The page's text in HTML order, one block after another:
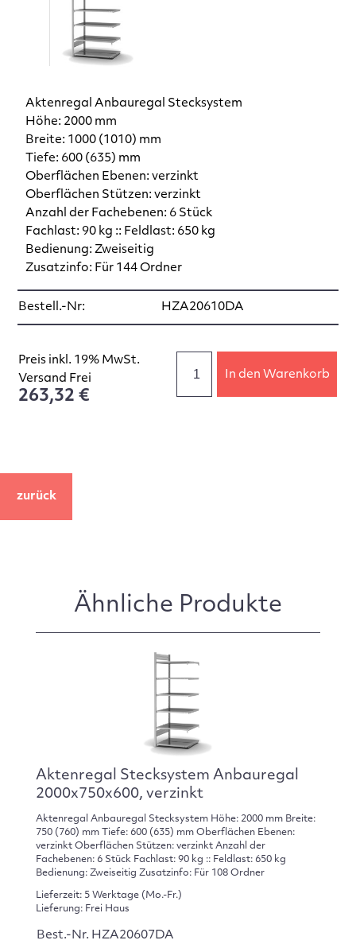
Aktenregal Anbauregal Stecksystem
Höhe: 2000 mm
Breite: 1000 (1010) mm
Tiefe: 600 (635) mm
Oberflächen Ebenen: verzinkt
Oberflächen Stützen: verzinkt
Anzahl der Fachebenen: 6 Stück
Fachlast: 90 kg :: Feldlast: 650 kg
Bedienung: Zweiseitig
Zusatzinfo: Für 144 Ordner
Bestell.-Nr: HZA20610DA
Preis inkl. 19% MwSt.
Versand Frei
263,32 €
In den Warenkorb
zurück
Ähnliche Produkte
Aktenregal Stecksystem Anbauregal
2000x750x600, verzinkt
Aktenregal Anbauregal Stecksystem Höhe: 2000 mm Breite:
750 (760) mm Tiefe: 600 (635) mm Oberflächen Ebenen:
verzinkt Oberflächen Stützen: verzinkt Anzahl der
Fachebenen: 6 Stück Fachlast: 90 kg :: Feldlast: 650 kg
Bedienung: Zweiseitig Zusatzinfo: Für 108 Ordner
Lieferzeit: 5 Werktage (Mo.-Fr.)
Lieferung: Frei Haus
Best.-Nr. HZA20607DA